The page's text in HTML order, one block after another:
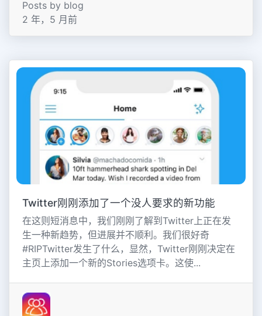
Posts by blog
2 年，5 月前
Twitter刚刚添加了一个没人要求的新功能
在这则短消息中，我们刚刚了解到Twitter上正在发
生一种新趋势，但进展并不顺利。我们很好奇
#RIPTwitter发生了什么，显然，Twitter刚刚决定在
主页上添加一个新的Stories选项卡。这使...